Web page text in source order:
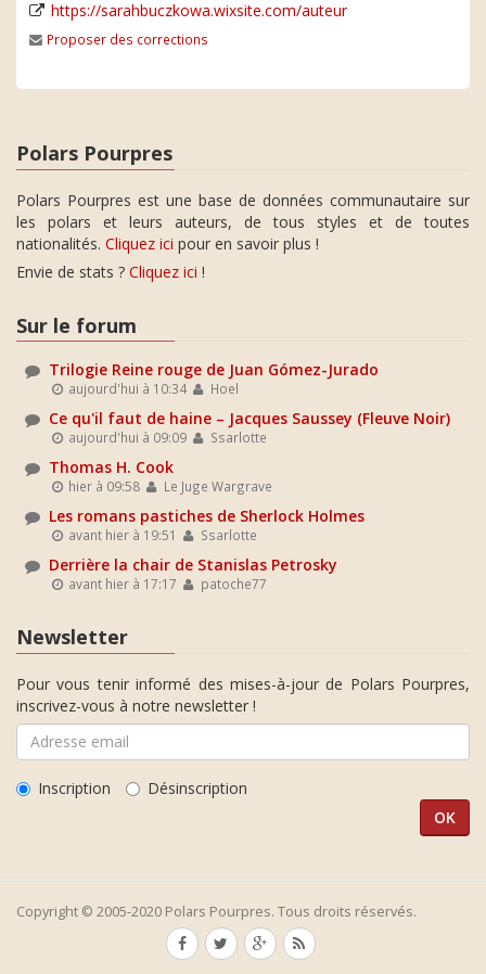
https://sarahbuczkowa.wixsite.com/auteur
Proposer des corrections
Polars Pourpres
Polars Pourpres est une base de données communautaire sur
les polars et leurs auteurs, de tous styles et de toutes
nationalités. Cliquez ici pour en savoir plus !
Envie de stats ? Cliquez ici !
Sur le forum
Trilogie Reine rouge de Juan Gómez-Jurado
aujourd'hui à 10:34 Hoel
Ce qu'il faut de haine – Jacques Saussey (Fleuve Noir)
aujourd'hui à 09:09 Ssarlotte
Thomas H. Cook
hier à 09:58 Le Juge Wargrave
Les romans pastiches de Sherlock Holmes
avant hier à 19:51 Ssarlotte
Derrière la chair de Stanislas Petrosky
avant hier à 17:17 patoche77
Newsletter
Pour vous tenir informé des mises-à-jour de Polars Pourpres,
inscrivez-vous à notre newsletter !
Inscription Désinscription
Copyright © 2005-2020 Polars Pourpres. Tous droits réservés.